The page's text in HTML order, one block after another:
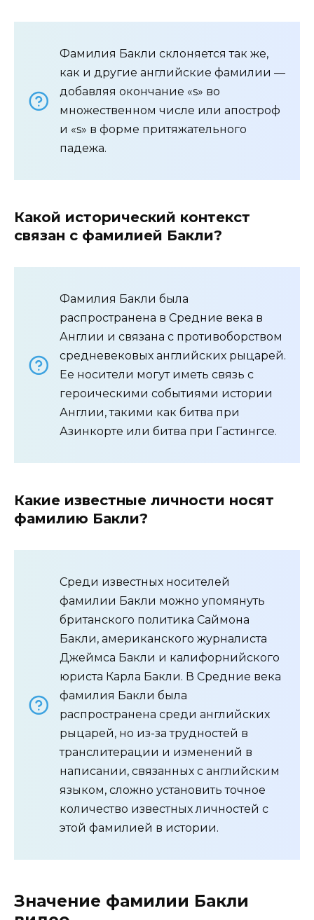
Фамилия Бакли склоняется так же,
как и другие английские фамилии —
добавляя окончание «s» во
множественном числе или апостроф
и «s» в форме притяжательного
падежа.
Какой исторический контекст
связан с фамилией Бакли?
Фамилия Бакли была
распространена в Средние века в
Англии и связана с противоборством
средневековых английских рыцарей.
Ее носители могут иметь связь с
героическими событиями истории
Англии, такими как битва при
Азинкорте или битва при Гастингсе.
Какие известные личности носят
фамилию Бакли?
Среди известных носителей
фамилии Бакли можно упомянуть
британского политика Саймона
Бакли, американского журналиста
Джеймса Бакли и калифорнийского
юриста Карла Бакли. В Средние века
фамилия Бакли была
распространена среди английских
рыцарей, но из-за трудностей в
транслитерации и изменений в
написании, связанных с английским
языком, сложно установить точное
количество известных личностей с
этой фамилией в истории.
Значение фамилии Бакли